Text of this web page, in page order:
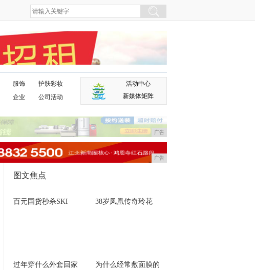
服饰
企业
护肤彩妆
公司活动
活动中心
新媒体矩阵
广告
广告
图文焦点
百元国货秒杀SKI 38岁凤凰传奇玲花
过年穿什么外套回家 为什么经常敷面膜的